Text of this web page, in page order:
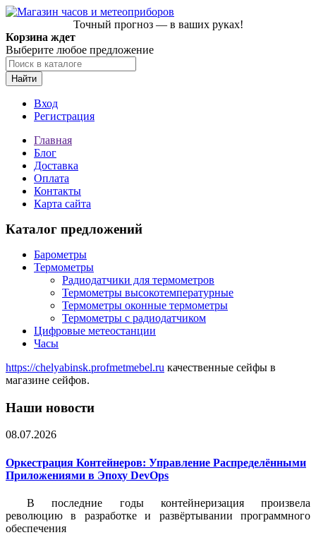
Точный прогноз — в ваших руках!
Корзина ждет
Выберите любое предложение
Найти
Вход
Регистрация
Главная
Блог
Доставка
Оплата
Контакты
Карта сайта
Каталог предложений
Барометры
Термометры
Радиодатчики для термометров
Термометры высокотемпературные
Термометры оконные термометры
Термометры с радиодатчиком
Цифровые метеостанции
Часы
https://chelyabinsk.profmetmebel.ru качественные сейфы в
магазине сейфов.
Наши новости
08.07.2026
Оркестрация Контейнеров: Управление Распределёнными
Приложениями в Эпоху DevOps
В последние годы контейнеризация произвела
революцию в разработке и развёртывании программного
обеспечения